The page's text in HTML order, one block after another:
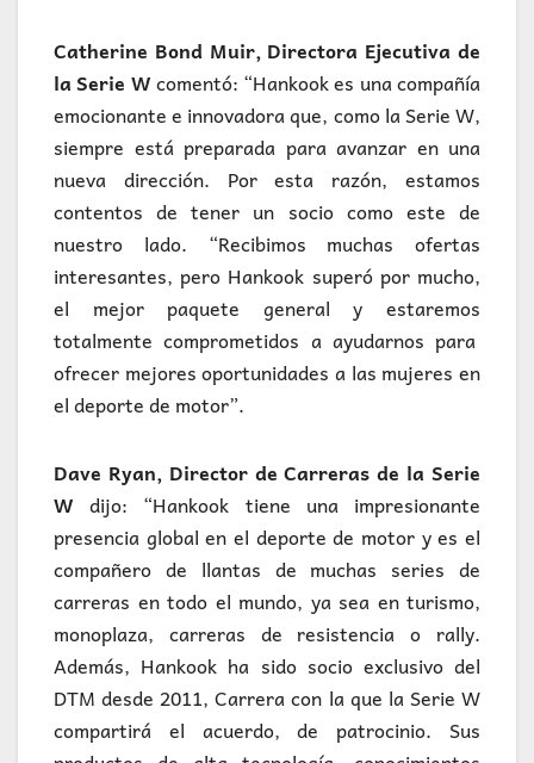
Catherine Bond Muir, Directora Ejecutiva de
la Serie Wcomentó: “Hankook es una compañía
emocionante e innovadora que, como la Serie W,
siempre está preparada para avanzar en una
nueva dirección. Por esta razón, estamos
contentos de tener un socio como este de
nuestro lado. “Recibimos muchas ofertas
interesantes, pero Hankook superó por mucho,
el mejor paquete general y estaremos
totalmente comprometidos a ayudarnos para
ofrecer mejores oportunidades a las mujeres en
el deporte de motor”.
Dave Ryan, Director de Carreras de la Serie
W dijo: “Hankook tiene una impresionante
presencia global en el deporte de motor y es el
compañero de llantas de muchas series de
carreras en todo el mundo, ya sea en turismo,
monoplaza, carreras de resistencia o rally.
Además, Hankook ha sido socio exclusivo del
DTM desde 2011, Carrera con la que la Serie W
compartirá el acuerdo, de patrocinio. Sus